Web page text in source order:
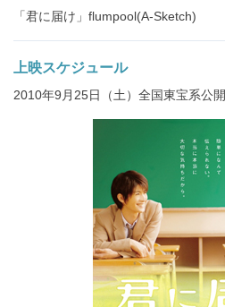
「君に届け」flumpool(A-Sketch)
上映スケジュール
2010年9月25日（土）全国東宝系公開